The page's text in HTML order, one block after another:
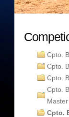
Cpto.
Cpto.
Cpto.
Cpto.
Cpto.